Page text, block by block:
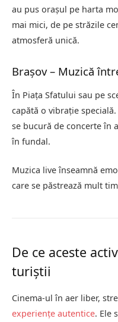
au pus orașul pe harta
mai mici, de pe străzile
atmosferă unică.
Brașov – Muzică
În Piața Sfatului sau pe
capătă o vibrație
se bucură de concerte în
în fundal.
Muzica live înseamnă
care se păstrează mult
De ce aceste
turiștii
Cinema-ul în aer liber,
experiențe autentice. Ele